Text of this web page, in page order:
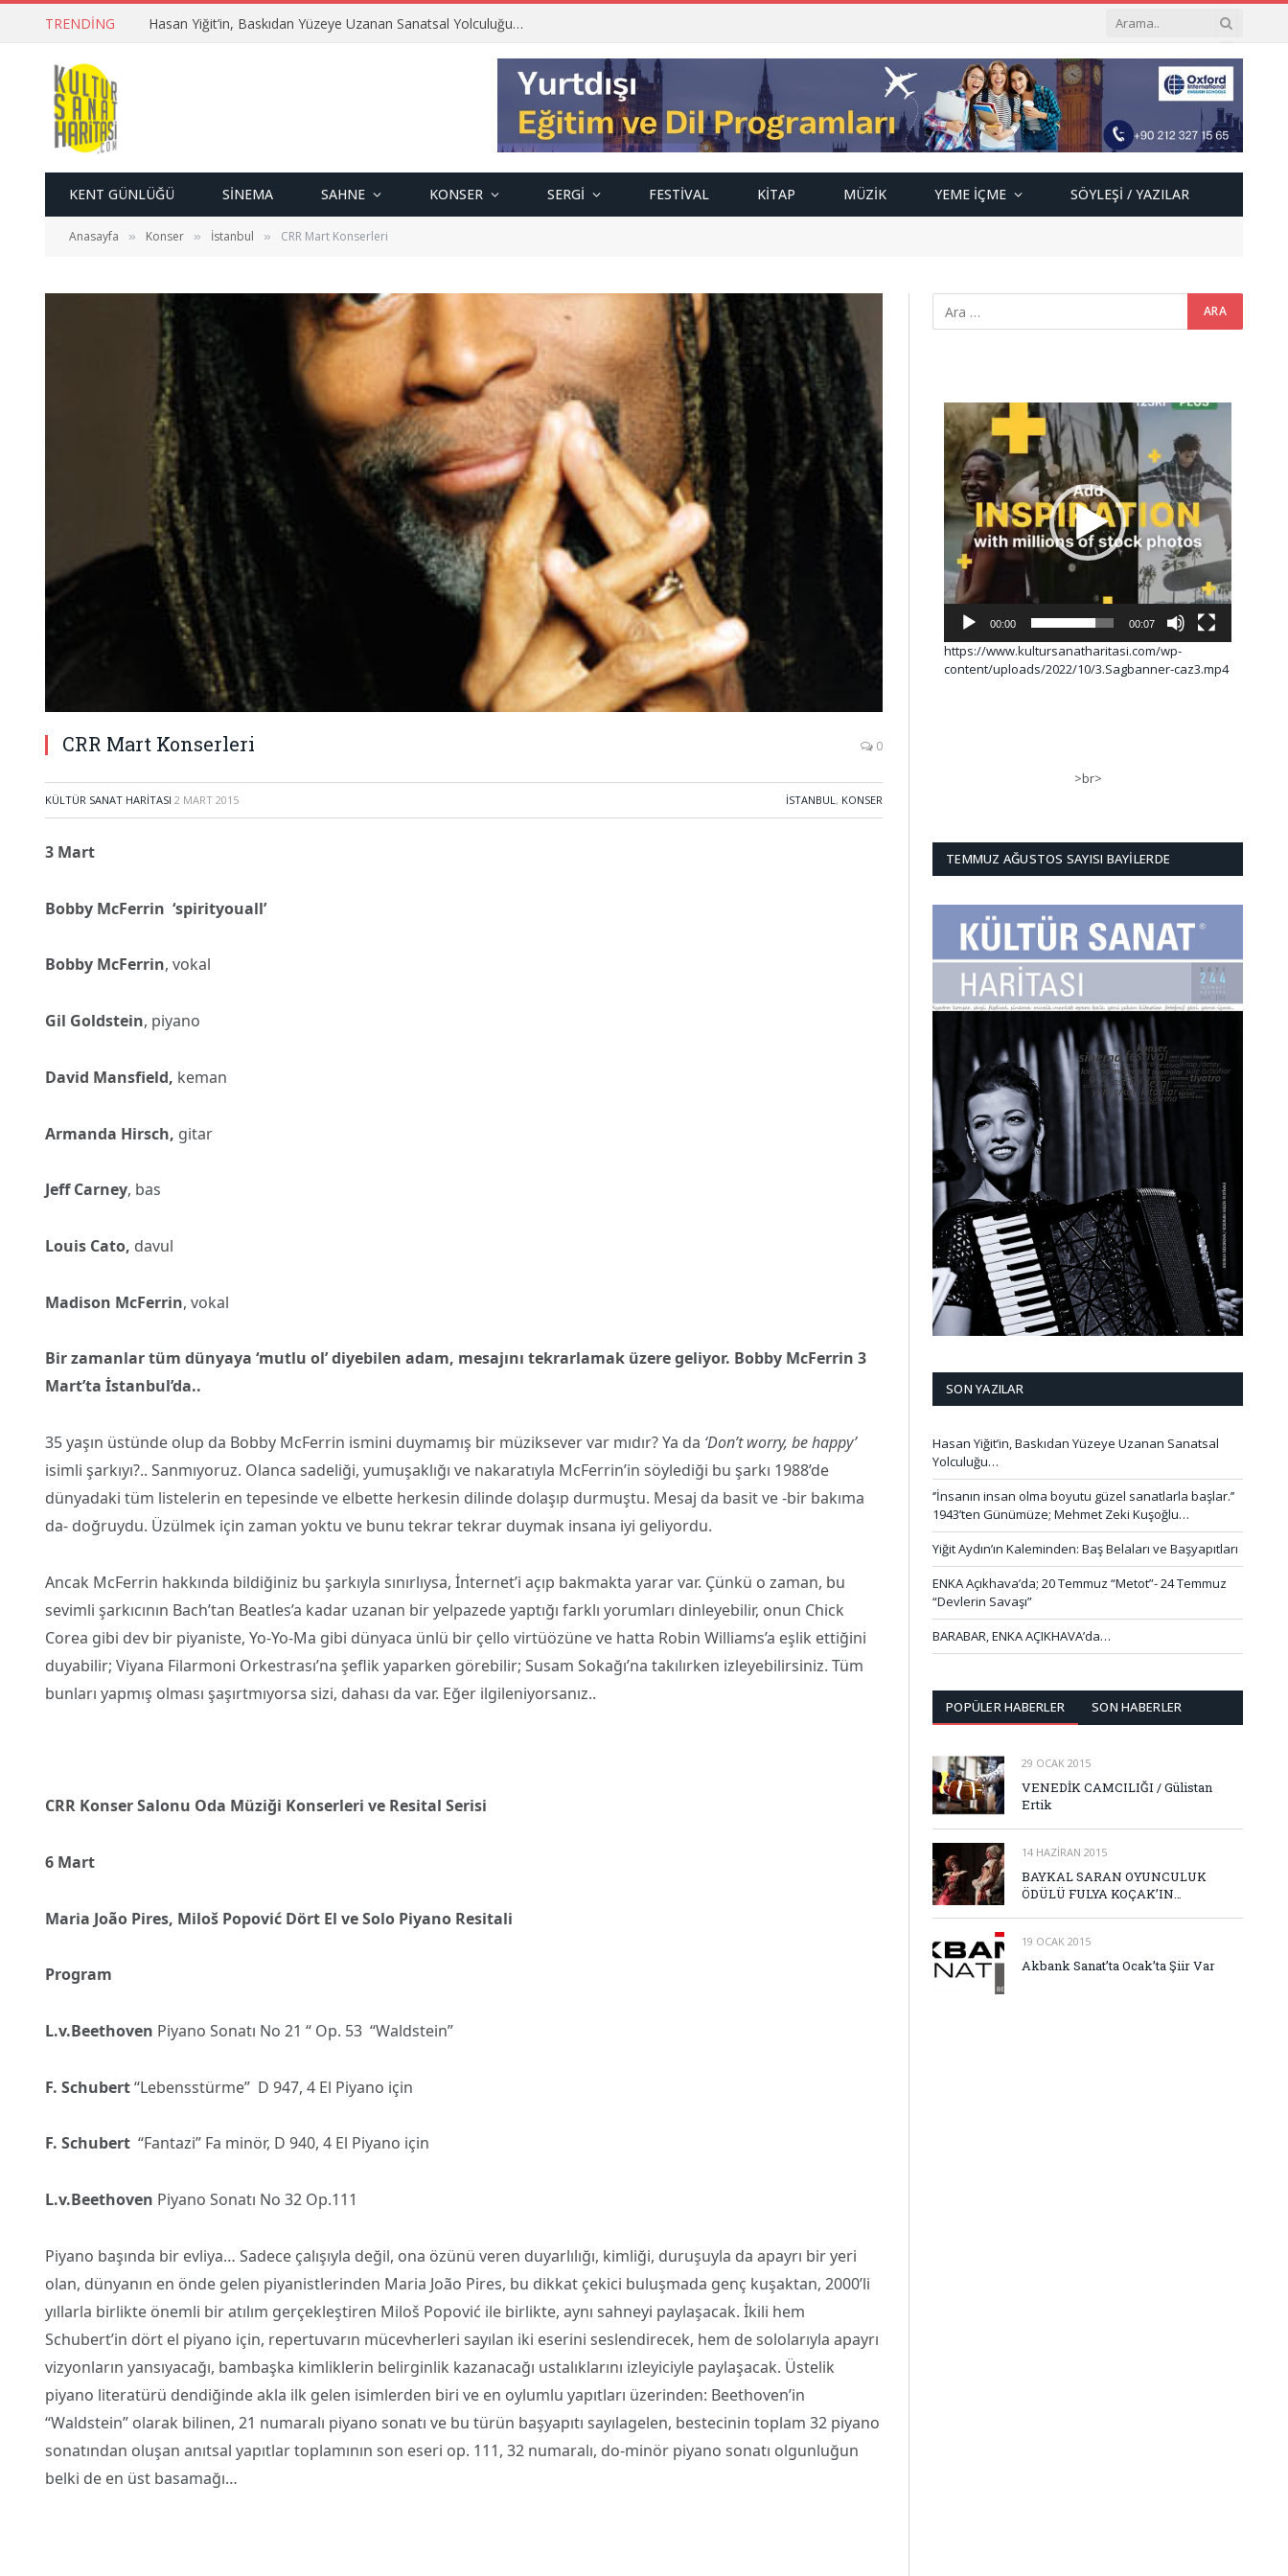
TRENDING Hasan Yiğit’in, Baskıdan Yüzeye Uzanan Sanatsal Yolculuğu…
KENT GÜNLÜĞÜ SINEMA SAHNE KONSER SERGI FESTIVAL KITAP MÜZIK YEME İÇME SÖYLEŞI / YAZILAR
Anasayfa » Konser » İstanbul » CRR Mart Konserleri
CRR Mart Konserleri 0
KÜLTÜR SANAT HARITASI 2 MART 2015 İSTANBUL, KONSER
3 Mart
Bobby McFerrin ‘spirityouall’
Bobby McFerrin, vokal
Gil Goldstein, piyano
David Mansfield, keman
Armanda Hirsch, gitar
Jeff Carney, bas
Louis Cato, davul
Madison McFerrin, vokal
Bir zamanlar tüm dünyaya ‘mutlu ol’ diyebilen adam, mesajını tekrarlamak üzere geliyor. Bobby McFerrin 3
Mart’ta İstanbul’da..
35 yaşın üstünde olup da Bobby McFerrin ismini duymamış bir müziksever var mıdır? Ya da ‘Don’t worry, be happy’
isimli şarkıyı?.. Sanmıyoruz. Olanca sadeliği, yumuşaklığı ve nakaratıyla McFerrin’in söylediği bu şarkı 1988’de
dünyadaki tüm listelerin en tepesinde ve elbette herkesin dilinde dolaşıp durmuştu. Mesaj da basit ve -bir bakıma
da- doğruydu. Üzülmek için zaman yoktu ve bunu tekrar tekrar duymak insana iyi geliyordu.
Ancak McFerrin hakkında bildiğiniz bu şarkıyla sınırlıysa, İnternet’i açıp bakmakta yarar var. Çünkü o zaman, bu
sevimli şarkıcının Bach’tan Beatles’a kadar uzanan bir yelpazede yaptığı farklı yorumları dinleyebilir, onun Chick
Corea gibi dev bir piyaniste, Yo-Yo-Ma gibi dünyaca ünlü bir çello virtüözüne ve hatta Robin Williams’a eşlik ettiğini
duyabilir; Viyana Filarmoni Orkestrası’na şeflik yaparken görebilir; Susam Sokağı’na takılırken izleyebilirsiniz. Tüm
bunları yapmış olması şaşırtmıyorsa sizi, dahası da var. Eğer ilgileniyorsanız..
CRR Konser Salonu Oda Müziği Konserleri ve Resital Serisi
6 Mart
Maria João Pires, Miloš Popović Dört El ve Solo Piyano Resitali
Program
L.v.Beethoven Piyano Sonatı No 21 “ Op. 53 “Waldstein”
F. Schubert“Lebensstürme” D 947, 4 El Piyano için
F. Schubert “Fantazi” Fa minör, D 940, 4 El Piyano için
L.v.Beethoven Piyano Sonatı No 32 Op.111
Piyano başında bir evliya… Sadece çalışıyla değil, ona özünü veren duyarlılığı, kimliği, duruşuyla da apayrı bir yeri
olan, dünyanın en önde gelen piyanistlerinden Maria João Pires, bu dikkat çekici buluşmada genç kuşaktan, 2000’li
yıllarla birlikte önemli bir atılım gerçekleştiren Miloš Popović ile birlikte, aynı sahneyi paylaşacak. İkili hem
Schubert’in dört el piyano için, repertuvarın mücevherleri sayılan iki eserini seslendirecek, hem de sololarıyla apayrı
vizyonların yansıyacağı, bambaşka kimliklerin belirginlik kazanacağı ustalıklarını izleyiciyle paylaşacak. Üstelik
piyano literatürü dendiğinde akla ilk gelen isimlerden biri ve en oylumlu yapıtları üzerinden: Beethoven’in
“Waldstein” olarak bilinen, 21 numaralı piyano sonatı ve bu türün başyapıtı sayılagelen, bestecinin toplam 32 piyano
sonatından oluşan anıtsal yapıtlar toplamının son eseri op. 111, 32 numaralı, do-minör piyano sonatı olgunluğun
belki de en üst basamağı…
Video
oynatıcı
00:00 00:07
https://www.kultursanatharitasi.com/wp-
content/uploads/2022/10/3.Sagbanner-caz3.mp4
>br>
TEMMUZ AĞUSTOS SAYISI BAYILERDE
SON YAZILAR
Hasan Yiğit’in, Baskıdan Yüzeye Uzanan Sanatsal
Yolculuğu…
‘’İnsanın insan olma boyutu güzel sanatlarla başlar.’’
1943’ten Günümüze; Mehmet Zeki Kuşoğlu…
Yiğit Aydın’ın Kaleminden: Baş Belaları ve Başyapıtları
ENKA Açıkhava’da; 20 Temmuz “Metot”- 24 Temmuz
“Devlerin Savaşı”
BARABAR, ENKA AÇIKHAVA’da…
POPÜLER HABERLER SON HABERLER
29 OCAK 2015
VENEDİK CAMCILIĞI / Gülistan
Ertik
14 HAZIRAN 2015
BAYKAL SARAN OYUNCULUK
ÖDÜLÜ FULYA KOÇAK’IN…
19 OCAK 2015
Akbank Sanat’ta Ocak’ta Şiir Var